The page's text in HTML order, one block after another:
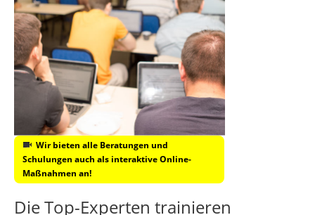
Wir bieten alle Beratungen und
Schulungen auch als interaktive Online-
Maßnahmen an!
Die Top-Experten trainieren